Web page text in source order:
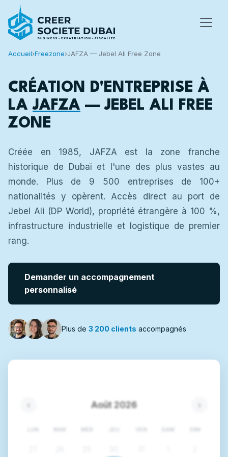
Accueil›Freezone›JAFZA — Jebel Ali Free Zone
CRÉATION D'ENTREPRISE À
LAJAFZA — JEBEL ALI FREE
ZONE
Créée en 1985, JAFZA est la zone franche
historique de Dubaï et l'une des plus vastes au
monde. Plus de 9 500 entreprises de 100+
nationalités y opèrent. Accès direct au port de
Jebel Ali (DP World), propriété étrangère à 100 %,
infrastructure industrielle et logistique de premier
rang.
Demander un accompagnement
personnalisé
Plus de 3 200 clients accompagnés
‹ Août 2026 ›
MAR MER